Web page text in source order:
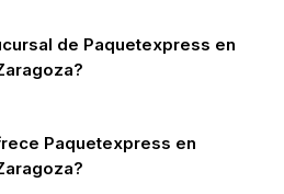
de Paquetexpress en
Paquetexpress en